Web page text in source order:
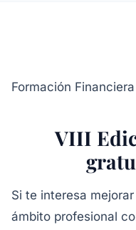
Formación Financiera
VIII
Si te interesa
ámbito profesional